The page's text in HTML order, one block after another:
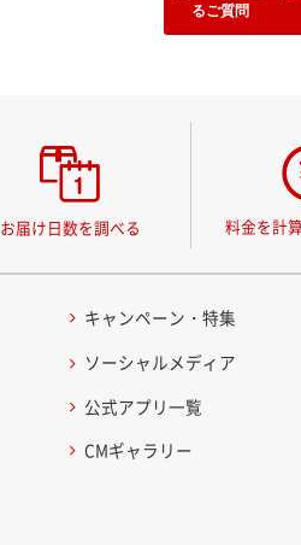
るご質問
お届け日数を調べる 料金を計
キャンペーン・特集
ソーシャルメディア
公式アプリ一覧
CMギャラリー